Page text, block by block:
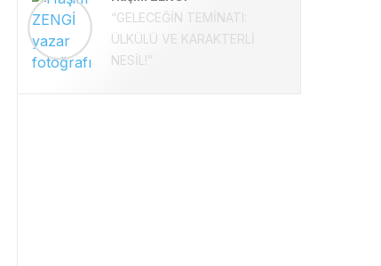
“GELECEĞİN TEMİNATI:
ÜLKÜLÜ VE KARAKTERLİ
NESİL!”